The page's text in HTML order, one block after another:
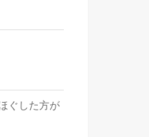
ぐした方が